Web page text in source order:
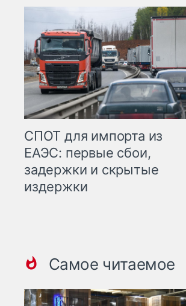
СПОТ для импорта из
ЕАЭС: первые сбои,
задержки и скрытые
издержки
Самое читаемое